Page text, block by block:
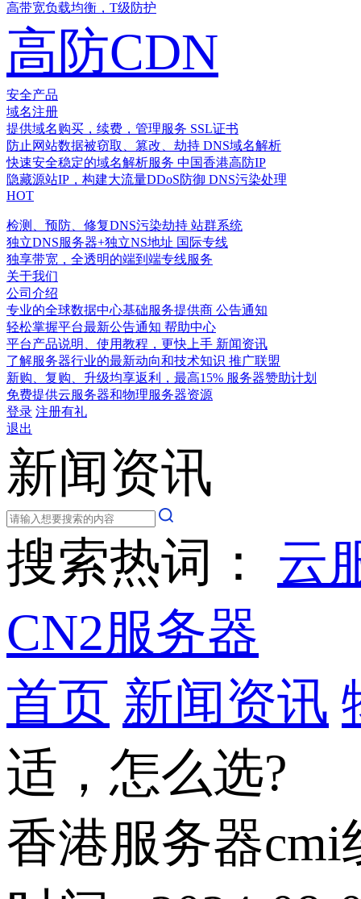
高带宽负载均衡，T级防护
高防CDN
安全产品
域名注册
提供域名购买，续费，管理服务 SSL证书
防止网站数据被窃取、篡改、劫持 DNS域名解析
快速安全稳定的域名解析服务 中国香港高防IP
隐藏源站IP，构建大流量DDoS防御 DNS污染处理
HOT
检测、预防、修复DNS污染劫持 站群系统
独立DNS服务器+独立NS地址 国际专线
独享带宽，全透明的端到端专线服务
关于我们
公司介绍
专业的全球数据中心基础服务提供商 公告通知
轻松掌握平台最新公告通知 帮助中心
平台产品说明、使用教程，更快上手 新闻资讯
了解服务器行业的最新动向和技术知识 推广联盟
新购、复购、升级均享返利，最高15% 服务器赞助计划
免费提供云服务器和物理服务器资源
登录 注册有礼
退出
新闻资讯
搜索热词： 云
CN2服务器
首页 新闻资讯
适，怎么选?
香港服务器cmi